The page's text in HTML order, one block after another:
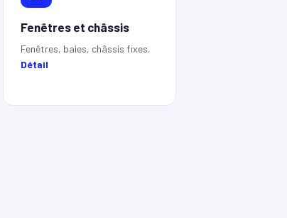
Fenêtres et châssis
Fenêtres, baies, châssis fixes.
Détail